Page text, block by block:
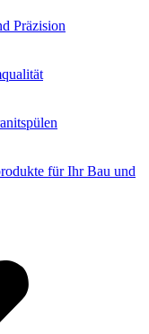
Präzision
für Ihr Bau und